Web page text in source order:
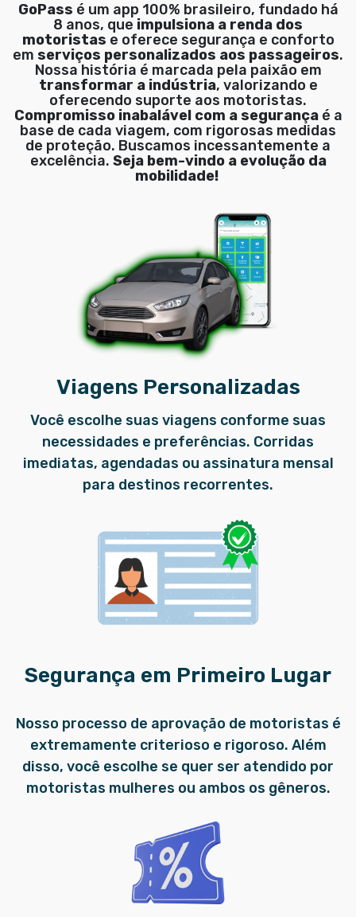
GoPass é um app 100% brasileiro, fundado há
8 anos, que impulsiona a renda dos
motoristas e oferece segurança e conforto
em serviços personalizados aos passageiros.
Nossa história é marcada pela paixão em
transformar a indústria, valorizando e
oferecendo suporte aos motoristas.
Compromisso inabalável com a segurançaé a
base de cada viagem, com rigorosas medidas
de proteção. Buscamos incessantemente a
excelência. Seja bem-vindo a evolução da
mobilidade!
Viagens Personalizadas
Você escolhe suas viagens conforme suas
necessidades e preferências. Corridas
imediatas, agendadas ou assinatura mensal
para destinos recorrentes.
Segurança em Primeiro Lugar
Nosso processo de aprovação de motoristas é
extremamente criterioso e rigoroso. Além
disso, você escolhe se quer ser atendido por
motoristas mulheres ou ambos os gêneros.